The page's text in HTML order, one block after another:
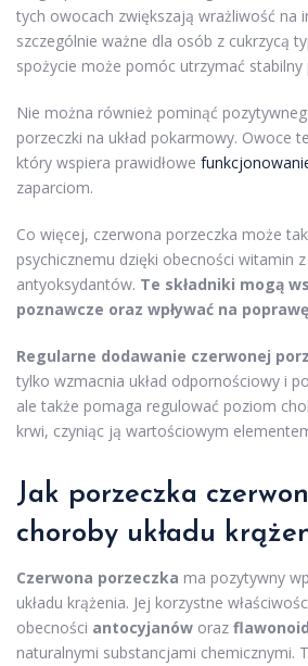
tych owocach zwiększają wrażliwość na
szczególnie ważne dla osób z cukrzycą
spożycie może pomóc utrzymać
Nie można również pominąć
porzeczki na układ pokarmowy. Owoce
który wspiera prawidłowe
zaparciom.
Co więcej, czerwona porzeczka może
psychicznemu dzięki obecności witamin
antyoksydantów. Te składniki mogą
poznawcze oraz wpływać na
Regularne dodawanie czerwonej
tylko wzmacnia układ odpornościowy i
ale także pomaga regulować poziom
krwi, czyniąc ją wartościowym
Jak porzeczka
choroby układu
Czerwona porzeczka ma pozytywny
układu krążenia. Jej korzystne
obecności antocyjanów oraz
naturalnymi substancjami chemicznymi.